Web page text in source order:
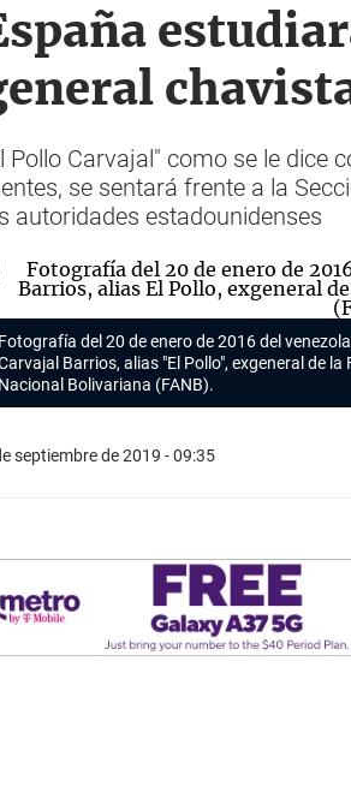
Pollo Carvajal" como se le dice
se sentará frente a la
autoridades estadounidenses
Fotografía del 20 de enero de 2016 del
Barrios, alias "El Pollo", exgeneral de la
Nacional Bolivariana (FANB).
septiembre de 2019 - 09:35